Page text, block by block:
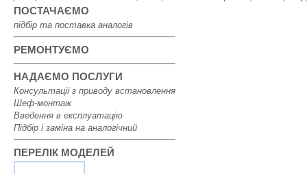
ПОСТАЧАЄМО
підбір та поставка аналогів
РЕМОНТУЄМО
НАДАЄМО ПОСЛУГИ
Консультації з приводу встановлення
Шеф-монтаж
Введення в експлуатацію
Підбір і заміна на аналогічний
ПЕРЕЛІК МОДЕЛЕЙ